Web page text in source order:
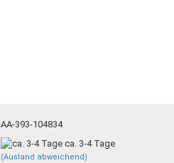
AA-393-104834
ca. 3-4 Tage
(Ausland abweichend)